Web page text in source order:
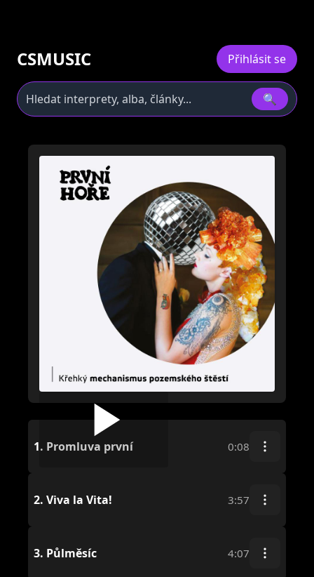
CSMUSIC Přihlásit se
🔍
1. Promluva první 0:08
2. Viva la Vita! 3:57
3. Půlměsíc 4:07